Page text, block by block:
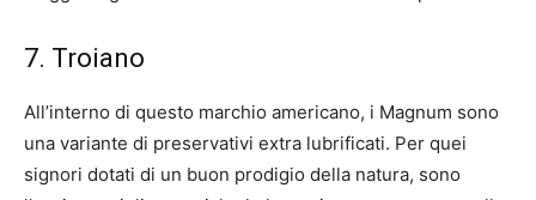
7. Troiano
All’interno di questo marchio americano, i Magnum sono
una variante di preservativi extra lubrificati. Per quei
signori dotati di un buon prodigio della natura, sono